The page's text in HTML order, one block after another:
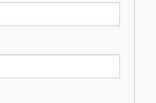
e valores da